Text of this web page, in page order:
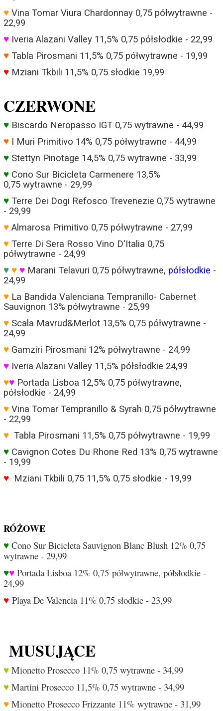
♥ Vina Tomar Viura Chardonnay 0,75 półwytrawne -
22,99
♥ Iveria Alazani Valley 11,5% 0,75 półsłodkie - 22,99
♥ Tabla Pirosmani 11,5% 0,75 półwytrawne - 19,99
♥ Mziani Tkbili 11,5% 0,75 słodkie 19,99
CZERWONE
♥ Biscardo Neropasso IGT 0,75 wytrawne - 44,99
♥I Muri Primitivo 14% 0,75 półwytrawne - 44,99
♥ Stettyn Pinotage 14,5% 0,75 wytrawne - 33,99
♥Cono Sur Bicicleta Carmenere 13,5%
0,75 wytrawne - 29,99
♥ Terre Dei Dogi Refosco Trevenezie 0,75 wytrawne
- 29,99
♥ Almarosa Primitivo 0,75 półwytrawne - 27,99
♥ Terre Di Sera Rosso Vino D'Italia 0,75
półwytrawne - 24,99
♥ ♥ ♥ Marani Telavuri 0,75 półwytrawne, półsłodkie -
24,99
♥ La Bandida Valenciana Tempranillo- Cabernet
Sauvignon 13% półwytrawne - 25,99
♥ Scala Mavrud&Merlot 13,5% 0,75 półwytrawne -
24,99
♥Gamziri Pirosmani 12% półwytrawne - 24,99
♥ Iveria Alazani Valley 11,5% półsłodkie 24,99
♥♥Portada Lisboa 12,5% 0,75 półwytrawne,
półsłodkie - 24,99
♥ Vina Tomar Tempranillo & Syrah 0,75 półwytrawne
- 22,99
♥ Tabla Pirosmani 11,5% 0,75 półwytrawne - 19,99
♥ Cavignon Cotes Du Rhone Red 13% 0,75 wytrawne
- 19,99
♥ Mziani Tkbili 0,75 11,5% 0,75 słodkie - 19,99
RÓŻOWE
♥ Cono Sur Bicicleta Sauvignon Blanc Blush 12% 0,75
wytrawne - 29,99
♥♥ Portada Lisboa 12% 0,75 półwytrawne, półsłodkie -
24,99
♥ Playa De Valencia 11% 0,75 słodkie - 23,99
MUSUJĄCE
♥ Mionetto Prosecco 11% 0,75 wytrawne - 34,99
♥ Martini Prosecco 11,5% 0,75 wytrawne - 34,99
♥ Mionetto Prosecco Frizzante 11% wytrawne - 31,99